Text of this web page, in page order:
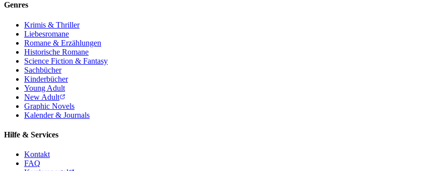
Genres
Krimis & Thriller
Liebesromane
Romane & Erzählungen
Historische Romane
Science Fiction & Fantasy
Sachbücher
Kinderbücher
Young Adult
New Adult
Graphic Novels
Kalender & Journals
Hilfe & Services
Kontakt
FAQ